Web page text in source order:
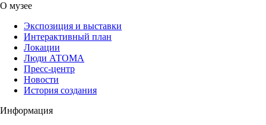
О музее
Экспозиция и выставки
Интерактивный план
Локации
Люди АТОМА
Пресс-центр
Новости
История создания
Информация